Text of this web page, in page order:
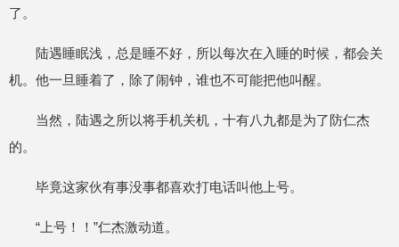
了。
陆遇睡眠浅，总是睡不好，所以每次在入睡的时候，都会关
机。他一旦睡着了，除了闹钟，谁也不可能把他叫醒。
当然，陆遇之所以将手机关机，十有八九都是为了防仁杰
的。
毕竟这家伙有事没事都喜欢打电话叫他上号。
“上号！！”仁杰激动道。